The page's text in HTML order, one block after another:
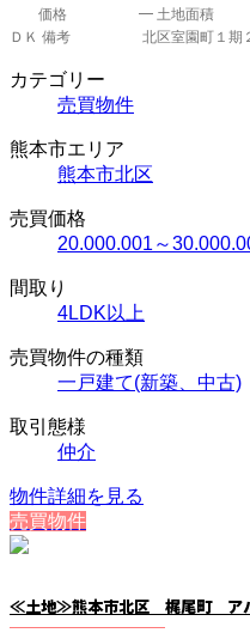
価格 ━ 土地面積 ━
ＤＫ 備考 北区室園町１期
カテゴリー
売買物件
熊本市エリア
熊本市北区
売買価格
20.000.001～
間取り
4LDK以上
売買物件の種類
一戸建て(新築、中古)
取引態様
仲介
物件詳細を見る
売買物件
≪土地≫熊本市北区 梶尾町 ア